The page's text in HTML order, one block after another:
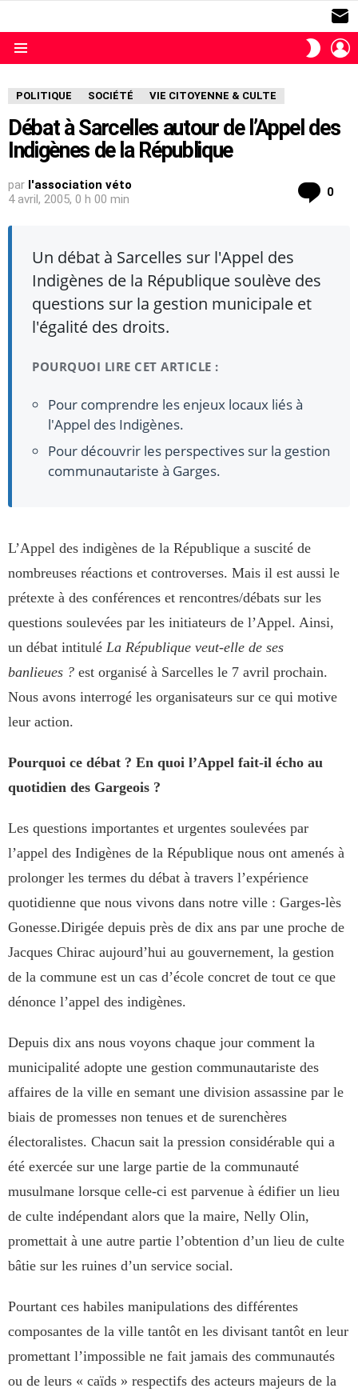
SKIN
POLITIQUE SOCIÉTÉ VIE CITOYENNE & CULTE
Débat à Sarcelles autour de l’Appel des
Indigènes de la République
par l'association véto
4 avril, 2005, 0 h 00 min
0
Un débat à Sarcelles sur l'Appel des
Indigènes de la République soulève des
questions sur la gestion municipale et
l'égalité des droits.
POURQUOI LIRE CET ARTICLE :
Pour comprendre les enjeux locaux liés à
l'Appel des Indigènes.
Pour découvrir les perspectives sur la gestion
communautariste à Garges.
L’Appel des indigènes de la République a suscité de
nombreuses réactions et controverses. Mais il est aussi le
prétexte à des conférences et rencontres/débats sur les
questions soulevées par les initiateurs de l’Appel. Ainsi,
un débat intitulé La République veut-elle de ses
banlieues ? est organisé à Sarcelles le 7 avril prochain.
Nous avons interrogé les organisateurs sur ce qui motive
leur action.
Pourquoi ce débat ? En quoi l’Appel fait-il écho au
quotidien des Gargeois ?
Les questions importantes et urgentes soulevées par
l’appel des Indigènes de la République nous ont amenés à
prolonger les termes du débat à travers l’expérience
quotidienne que nous vivons dans notre ville : Garges-lès
Gonesse.Dirigée depuis près de dix ans par une proche de
Jacques Chirac aujourd’hui au gouvernement, la gestion
de la commune est un cas d’école concret de tout ce que
dénonce l’appel des indigènes.
Depuis dix ans nous voyons chaque jour comment la
municipalité adopte une gestion communautariste des
affaires de la ville en semant une division assassine par le
biais de promesses non tenues et de surenchères
électoralistes. Chacun sait la pression considérable qui a
été exercée sur une large partie de la communauté
musulmane lorsque celle-ci est parvenue à édifier un lieu
de culte indépendant alors que la maire, Nelly Olin,
promettait à une autre partie l’obtention d’un lieu de culte
bâtie sur les ruines d’un service social.
Pourtant ces habiles manipulations des différentes
composantes de la ville tantôt en les divisant tantôt en leur
promettant l’impossible ne fait jamais des communautés
ou de leurs « caïds » respectifs des acteurs majeurs de la